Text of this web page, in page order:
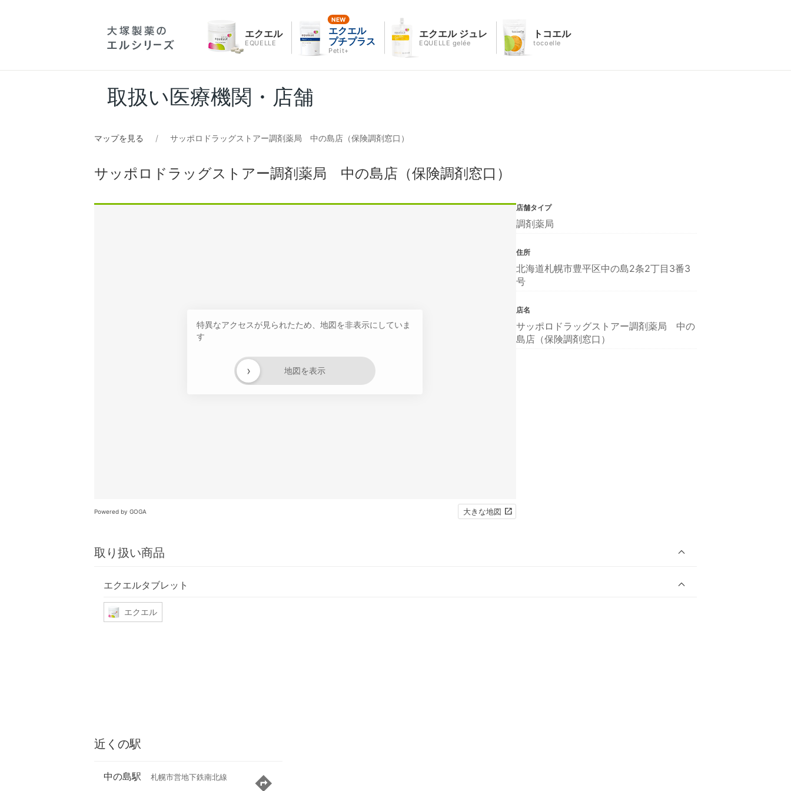
エクエル
EQUELLE
エクエル
プチプラス
Petit+
エクエル ジュレ
EQUELLE gelée
トコエル
tocoelle
取扱い医療機関・店舗
マップを見る サッポロドラッグストアー調剤薬局 中の島店（保険調剤窓口）
サッポロドラッグストアー調剤薬局 中の島店（保険調剤窓口）
特異なアクセスが見られたため、地図を非表示にしていま
す
地図を表示
›
Powered by GOGA 大きな地図
取り扱い商品
エクエルタブレット
エクエル
店舗タイプ
調剤薬局
住所
北海道札幌市豊平区中の島2条2丁目3番3
号
店名
サッポロドラッグストアー調剤薬局 中の
島店（保険調剤窓口）
近くの駅
中の島駅 札幌市営地下鉄南北線